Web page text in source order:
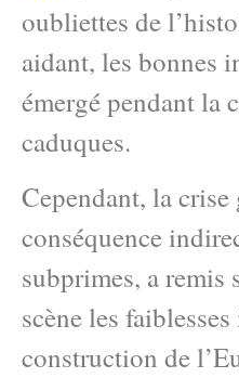
oubliettes de
aidant, les bonnes
émergé pendant la
caduques.
Cependant, la crise
conséquence
subprimes, a remis
scène les
construction de